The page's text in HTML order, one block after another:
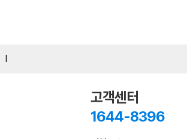
고객센터
1644-8396